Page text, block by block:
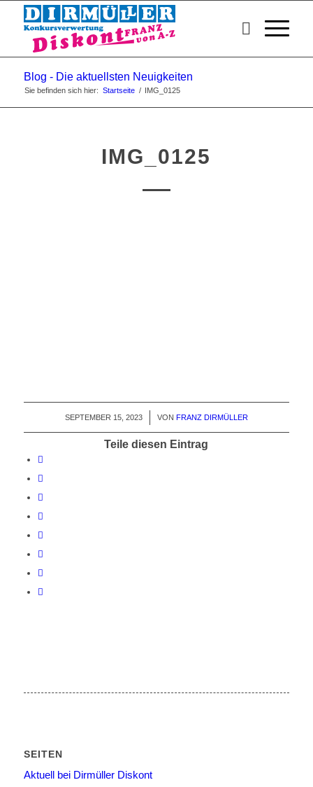
Blog - Die aktuellsten Neuigkeiten
Sie befinden sich hier: Startseite / IMG_0125
IMG_0125
SEPTEMBER 15, 2023
/ VON FRANZ DIRMÜLLER
Teile diesen Eintrag
SEITEN
Aktuell bei Dirmüller Diskont